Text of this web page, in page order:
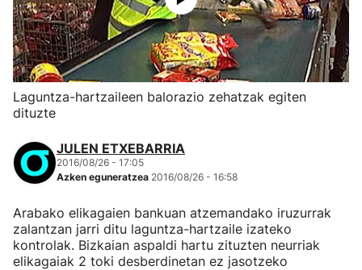
Laguntza-hartzaileen balorazio zehatzak egiten
dituzte
JULEN ETXEBARRIA
2016/08/26 - 17:05
Azken eguneratzea 2016/08/26 - 16:58
Arabako elikagaien bankuan atzemandako iruzurrak
zalantzan jarri ditu laguntza-hartzaile izateko
kontrolak. Bizkaian aspaldi hartu zituzten neurriak
elikagaiak 2 toki desberdinetan ez jasotzeko